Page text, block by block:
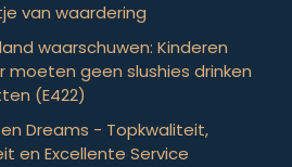
van waardering
waarschuwen: Kinderen
moeten geen slushies drinken
(E422)
Dreams - Topkwaliteit,
en Excellente Service